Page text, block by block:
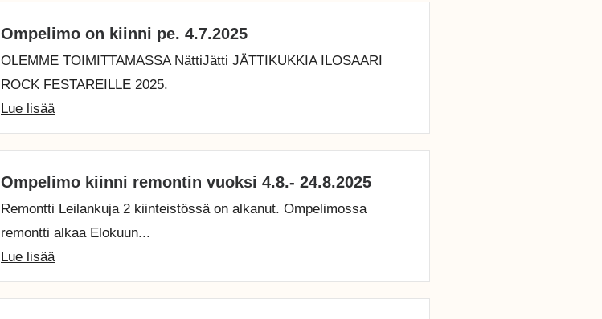
Ompelimo on kiinni pe. 4.7.2025
OLEMME TOIMITTAMASSA NättiJätti JÄTTIKUKKIA ILOSAARI
ROCK FESTAREILLE 2025.
Lue lisää
Ompelimo kiinni remontin vuoksi 4.8.- 24.8.2025
Remontti Leilankuja 2 kiinteistössä on alkanut. Ompelimossa
remontti alkaa Elokuun...
Lue lisää